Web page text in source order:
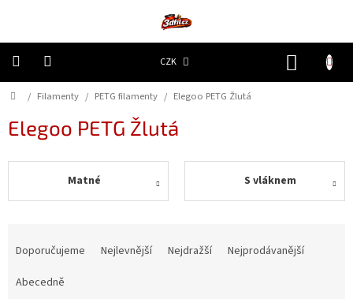
CZK
náhradní
díly
Domů
/ Filamenty / PETG filamenty / Elegoo PETG Žlutá
Elegoo PETG Žlutá
Matné S vláknem
Doporučujeme Nejlevnější Nejdražší
Nejprodávanější
Abecedně